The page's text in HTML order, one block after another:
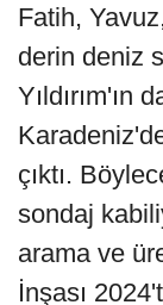
Fatih,
derin deniz
Yıldırım'ın
çıktı.
sondaj
arama ve
İnşası